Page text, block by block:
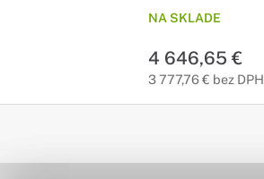
NA SKLADE
4 646,65 €
3 777,76 € bez DPH